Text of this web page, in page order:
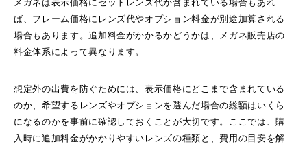
メガネは表示価格にセットレンズ代が含まれている場合もあれ
ば、フレーム価格にレンズ代やオプション料金が別途加算される
場合もあります。追加料金がかかるかどうかは、メガネ販売店の
料金体系によって異なります。
想定外の出費を防ぐためには、表示価格にどこまで含まれている
のか、希望するレンズやオプションを選んだ場合の総額はいくら
になるのかを事前に確認しておくことが大切です。ここでは、購
入時に追加料金がかかりやすいレンズの種類と、費用の目安を解